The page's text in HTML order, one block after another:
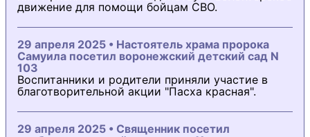
движение для помощи бойцам СВО.
29 апреля 2025 • Настоятель храма пророка
Самуила посетил воронежский детский сад N
103
Воспитанники и родители приняли участие в
благотворительной акции "Пасха красная".
29 апреля 2025 • Священник посетил